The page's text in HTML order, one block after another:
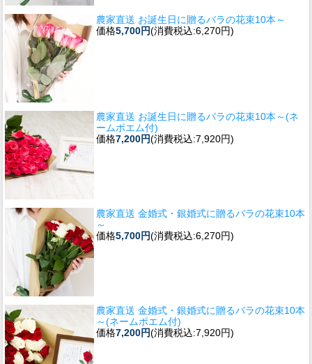
農家直送 お誕生日に贈るバラの花束10本～
価格5,700円(消費税込:6,270円)
農家直送 お誕生日に贈るバラの花束10本～(ネ
ームポエム付)
価格7,200円(消費税込:7,920円)
農家直送 金婚式・銀婚式に贈るバラの花束10本
～
価格5,700円(消費税込:6,270円)
農家直送 金婚式・銀婚式に贈るバラの花束10本
～(ネームポエム付)
価格7,200円(消費税込:7,920円)